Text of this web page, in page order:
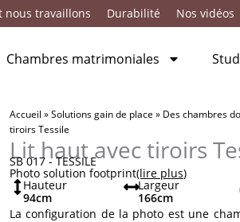
nous travaillons Durabilité Nos vidéos
Chambres matrimoniales
Accueil »Solutions gain de place » Des chambres
tiroirs Tessile
Lit haut avec tiroirs
SB 017 - TESSILE
Photo solution footprint(lire plus)
Hauteur
94cm
Largeur
166cm
La configuration de la photo est une